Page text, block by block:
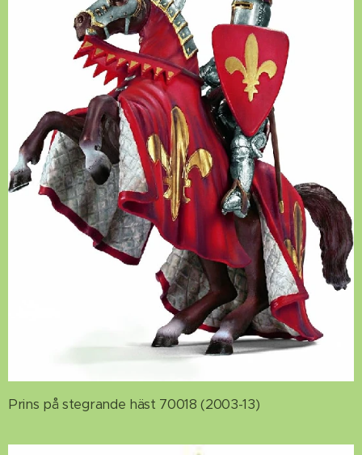
Prins på stegrande häst 70018 (2003-13)